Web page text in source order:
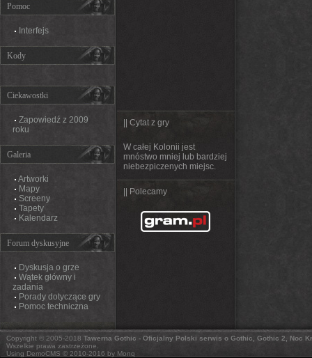
Pomoc
Interfejs
Kody
Ciekawostki
Zapowiedź z 2009
roku
Galeria
Artworki
Mapy
Screeny
Tapety
Kalendarz
Forum dyskusyjne
Dyskusja o grze
Wątek główny i
zadania
Porady dotyczące gry
Pomoc techniczna
|| Cytat z gry
W całej Kolonii jest
mnóstwo mniej lub bardziej
niebezpiczenych miejsc.
|| Polecamy
Copyright © 2005-2018 Tawerna Gothic - Oficjalny Polski serwis o Gothic, Gothic 2, Noc
Wszelkie prawa zastrzeżone.
Using DemoCMS © 2010-2016 by Monq